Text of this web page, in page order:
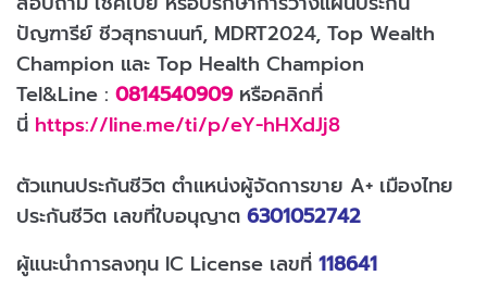
ปัญฑารีย์ ชีวสุทธานนท์, MDRT2024, Top Wealth
Champion และ Top Health Champion
Tel&Line : 0814540909 หรือคลิกที่
นี่ https://line.me/ti/p/eY-hHXdJj8
ตัวแทนประกันชีวิต ตำแหน่งผู้จัดการขาย A+ เมืองไทย
ประกันชีวิต เลขที่ใบอนุญาต 6301052742
ผู้แนะนำการลงทุน IC License เลขที่ 118641